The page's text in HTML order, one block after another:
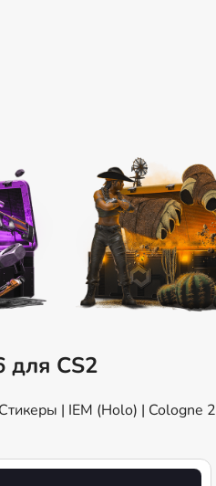
для CS2
| IEM (Holo) | Cologne